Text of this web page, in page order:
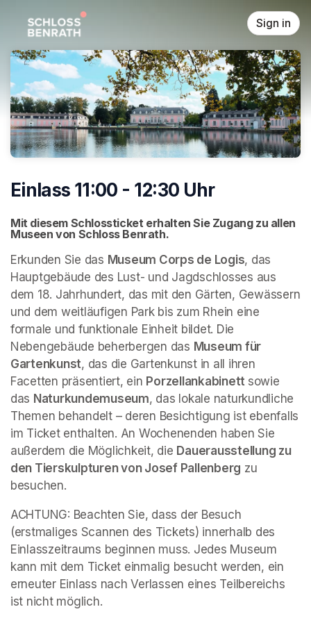
Sign in
Einlass 11:00 - 12:30 Uhr
Mit diesem Schlossticket erhalten Sie Zugang zu allen
Museen von Schloss Benrath.
Erkunden Sie das Museum Corps de Logis, das
Hauptgebäude des Lust- und Jagdschlosses aus
dem 18. Jahrhundert, das mit den Gärten, Gewässern
und dem weitläufigen Park bis zum Rhein eine
formale und funktionale Einheit bildet. Die
Nebengebäude beherbergen das Museum für
Gartenkunst, das die Gartenkunst in all ihren
Facetten präsentiert, ein Porzellankabinett sowie
das Naturkundemuseum, das lokale naturkundliche
Themen behandelt – deren Besichtigung ist ebenfalls
im Ticket enthalten. An Wochenenden haben Sie
außerdem die Möglichkeit, die Dauerausstellung zu
den Tierskulpturen von Josef Pallenberg zu
besuchen.
ACHTUNG: Beachten Sie, dass der Besuch
(erstmaliges Scannen des Tickets) innerhalb des
Einlasszeitraums beginnen muss. Jedes Museum
kann mit dem Ticket einmalig besucht werden, ein
erneuter Einlass nach Verlassen eines Teilbereichs
ist nicht möglich.